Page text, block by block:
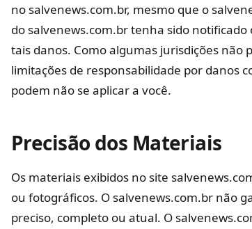
no salvenews.com.br, mesmo que o
do salvenews.com.br tenha sido
tais danos. Como algumas jurisdições
limitações de responsabilidade por danos
podem não se aplicar a você.
Precisão dos Materiais
Os materiais exibidos no site
ou fotográficos. O salvenews.com.br não
preciso, completo ou atual. O